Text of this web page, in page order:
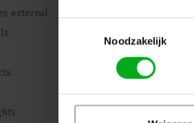
Noodzakelijk
external